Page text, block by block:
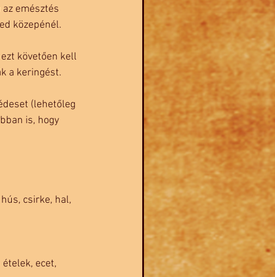
emésztés
közepénél.
követően kell
a keringést.
(lehetőleg
is, hogy
csirke, hal,
ecet,